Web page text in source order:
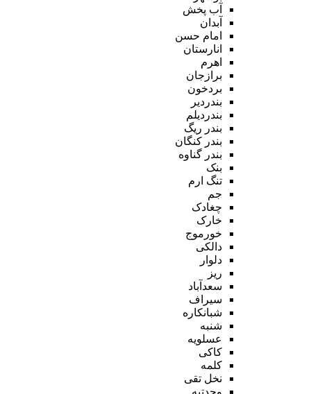
آب پخش
آبدان
امام حسن
انارستان
اهرم
برازجان
بردخون
بندردیر
بندردیلم
بندر ریگ
بندر کنگان
بندر گناوه
بنک
تنگ ارم
جم
چغادک
خارک
خورموج
دالکی
دلوار
ریز
سعدآباد
سیراف
شبانکاره
شنبه
عسلویه
کاکی
کلمه
نخل تقی
وحدتیه